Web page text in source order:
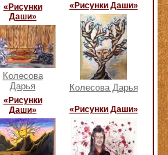
«Рисунки
Даши»
Колесова
Дарья
«Рисунки Даши»
Колесова Дарья
«Рисунки
Даши»
«Рисунки Даши»